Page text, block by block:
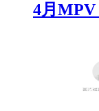
4月MPV